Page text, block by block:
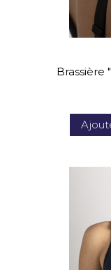
Brassière